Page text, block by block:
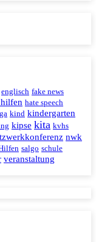
englisch fake news
hate speech
kind kindergarten
kipse kita kvhs
nwk
salgo schule
veranstaltung